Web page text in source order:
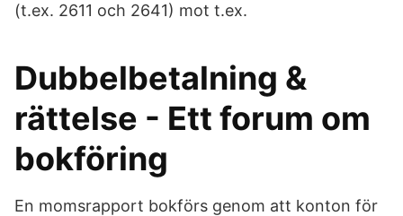
(t.ex. 2611 och 2641) mot t.ex.
Dubbelbetalning &
rättelse - Ett forum om
bokföring
En momsrapport bokförs genom att konton för